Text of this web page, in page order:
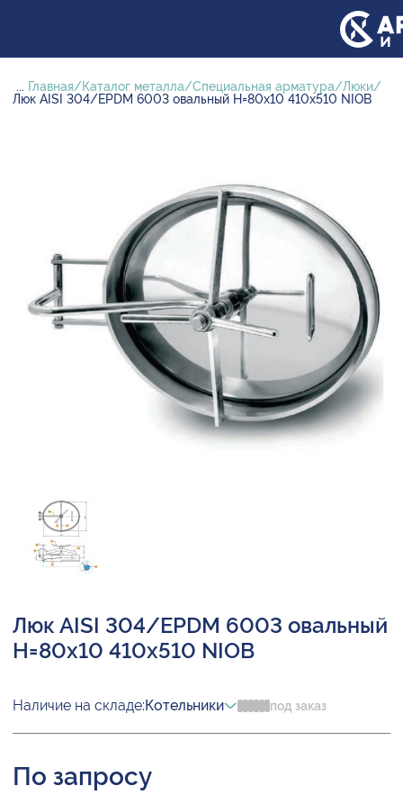
... Главная Каталог металла Специальная арматура
Люки
Люк AISI 304/EPDM 6003 овальный H=80х10 410х510 NIOB
Люк AISI 304/EPDM 6003 овальный
H=80х10 410х510 NIOB
Наличие на складе:Котельники под заказ
По запросу